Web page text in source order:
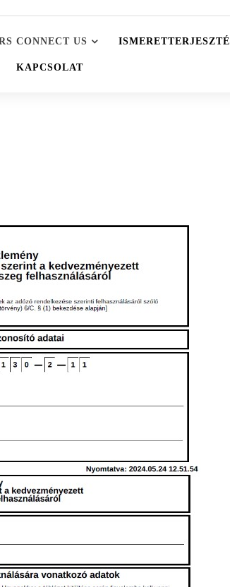
CONNECT US
KAPCSOLAT